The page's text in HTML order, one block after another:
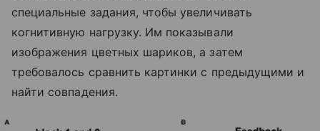
специальные задания, чтобы увеличивать
когнитивную нагрузку. Им показывали
изображения цветных шариков, а затем
требовалось сравнить картинки с предыдущими и
найти совпадения.